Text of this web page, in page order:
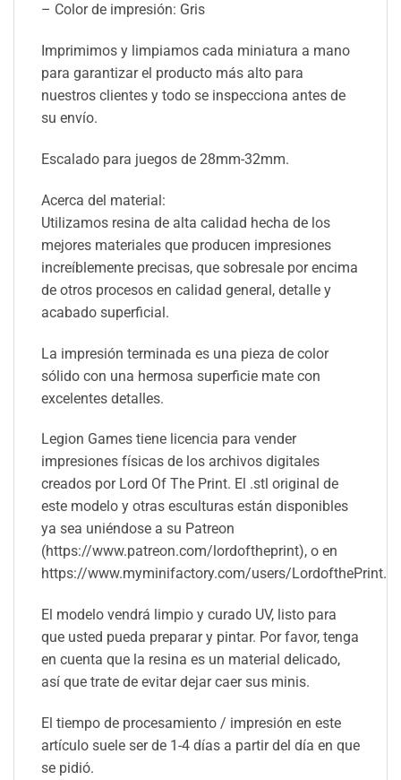
– Color de impresión: Gris
Imprimimos y limpiamos cada miniatura a mano
para garantizar el producto más alto para
nuestros clientes y todo se inspecciona antes de
su envío.
Escalado para juegos de 28mm-32mm.
Acerca del material:
Utilizamos resina de alta calidad hecha de los
mejores materiales que producen impresiones
increíblemente precisas, que sobresale por encima
de otros procesos en calidad general, detalle y
acabado superficial.
La impresión terminada es una pieza de color
sólido con una hermosa superficie mate con
excelentes detalles.
Legion Games tiene licencia para vender
impresiones físicas de los archivos digitales
creados por Lord Of The Print. El .stl original de
este modelo y otras esculturas están disponibles
ya sea uniéndose a su Patreon
(https://www.patreon.com/lordoftheprint), o en
https://www.myminifactory.com/users/LordofthePrint.
El modelo vendrá limpio y curado UV, listo para
que usted pueda preparar y pintar. Por favor, tenga
en cuenta que la resina es un material delicado,
así que trate de evitar dejar caer sus minis.
El tiempo de procesamiento / impresión en este
artículo suele ser de 1-4 días a partir del día en que
se pidió.